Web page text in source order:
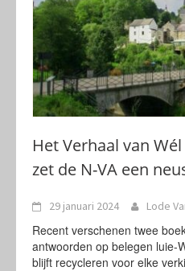
Het Verhaal van
zet de N-VA een
29 januari 2024 Lode
Recent verschenen twee
antwoorden op belegen luie-
blijft recycleren voor elke